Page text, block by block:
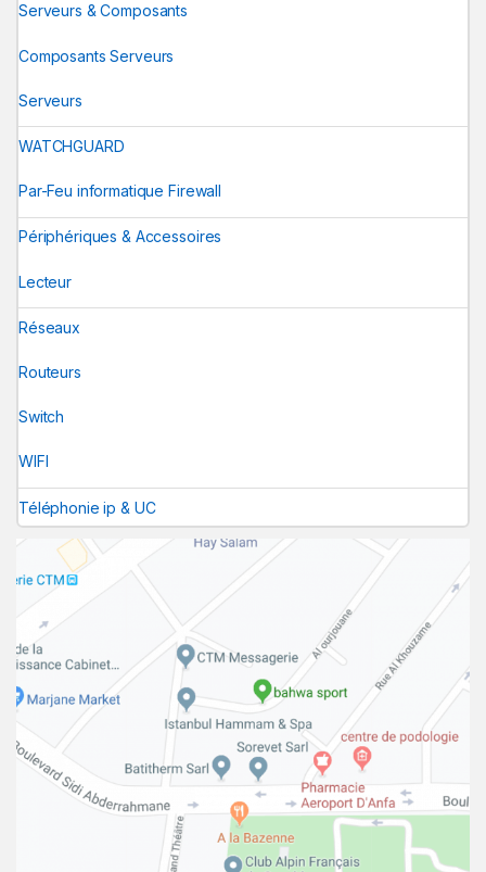
Serveurs & Composants
Composants Serveurs
Serveurs
WATCHGUARD
Par-Feu informatique Firewall
Périphériques & Accessoires
Lecteur
Réseaux
Routeurs
Switch
WIFI
Téléphonie ip & UC